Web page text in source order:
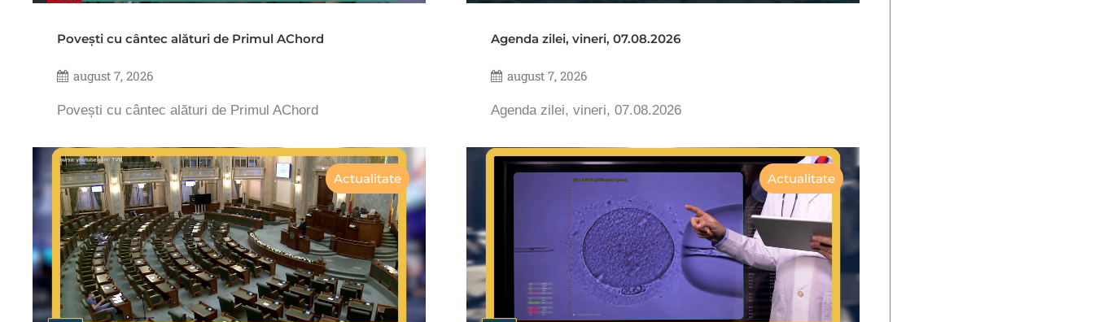
Povești cu cântec alături de Primul AChord
august 7, 2026
Povești cu cântec alături de Primul AChord
Agenda zilei, vineri, 07.08.2026
august 7, 2026
Agenda zilei, vineri, 07.08.2026
Actualitate Actualitate